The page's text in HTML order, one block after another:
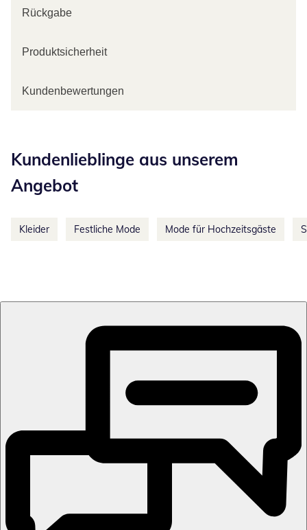
Rückgabe
Produktsicherheit
Kundenbewertungen
Kundenlieblinge aus unserem
Angebot
Kleider Festliche Mode Mode für Hochzeitsgäste